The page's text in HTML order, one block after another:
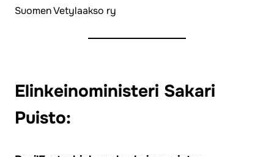
Suomen Vetylaakso ry
Elinkeinoministeri Sakari
Puisto: